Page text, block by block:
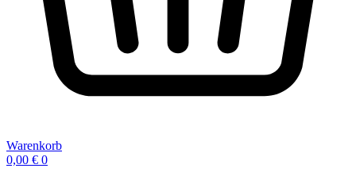
Warenkorb
0,00 € 0